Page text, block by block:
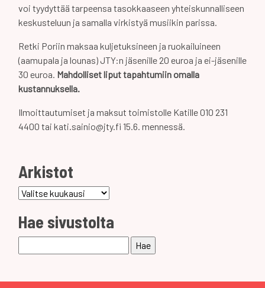
voi tyydyttää tarpeensa tasokkaaseen yhteiskunnalliseen
keskusteluun ja samalla virkistyä musiikin parissa.
Retki Poriin maksaa kuljetuksineen ja ruokailuineen
(aamupala ja lounas) JTY:n jäsenille 20 euroa ja ei-jäsenille
30 euroa. Mahdolliset liput tapahtumiin omalla
kustannuksella.
Ilmoittautumiset ja maksut toimistolle Katille 010 231
4400 tai kati.sainio@jty.fi 15.6. mennessä.
Arkistot
Arkistot
Hae sivustolta